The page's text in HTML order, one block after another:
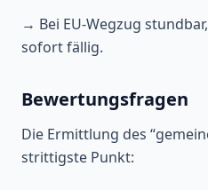
→ Bei EU-Wegzug
sofort fällig.
Bewertungsfragen
Die Ermittlung des
strittigste Punkt: